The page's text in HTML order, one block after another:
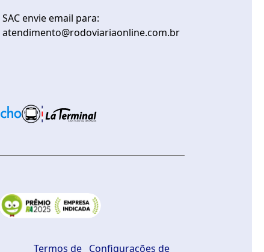
SAC envie email para:
atendimento@rodoviariaonline.com.br
Termos de Configurações de